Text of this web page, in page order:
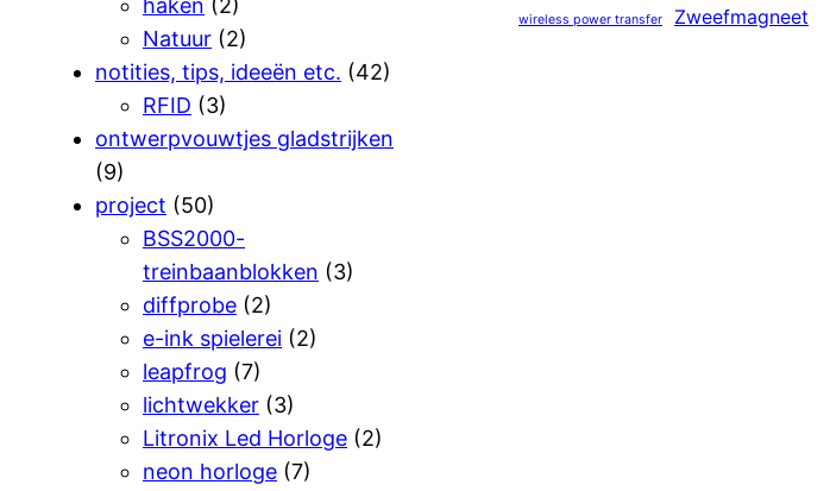
haken (2)
Natuur (2)
notities, tips, ideeën etc. (42)
RFID (3)
ontwerpvouwtjes gladstrijken
(9)
project (50)
BSS2000-
treinbaanblokken (3)
diffprobe (2)
e-ink spielerei (2)
leapfrog (7)
lichtwekker (3)
Litronix Led Horloge (2)
neon horloge (7)
wireless power transfer Zweefmagneet